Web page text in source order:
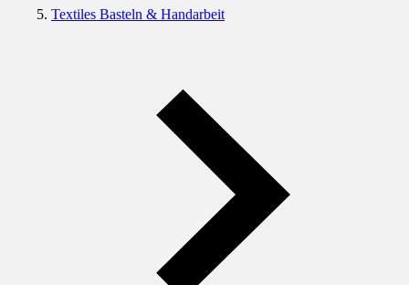
Textiles Basteln & Handarbeit